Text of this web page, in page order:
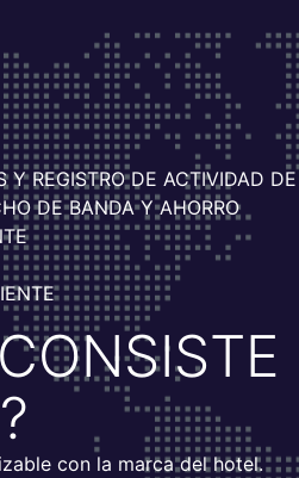
Y REGISTRO DE ACTIVIDAD
DE BANDA Y AHORRO
con la marca del hotel.